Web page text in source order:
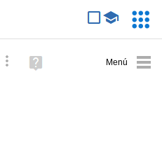
Búsqueda avanzada
Ayuda
(en